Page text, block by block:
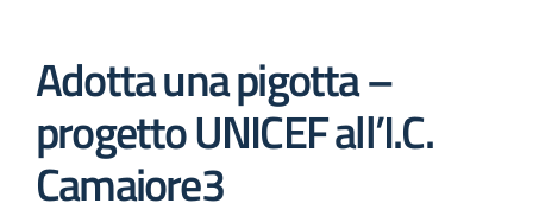
Adotta una pigotta –
progetto UNICEF all’I.C.
Camaiore3